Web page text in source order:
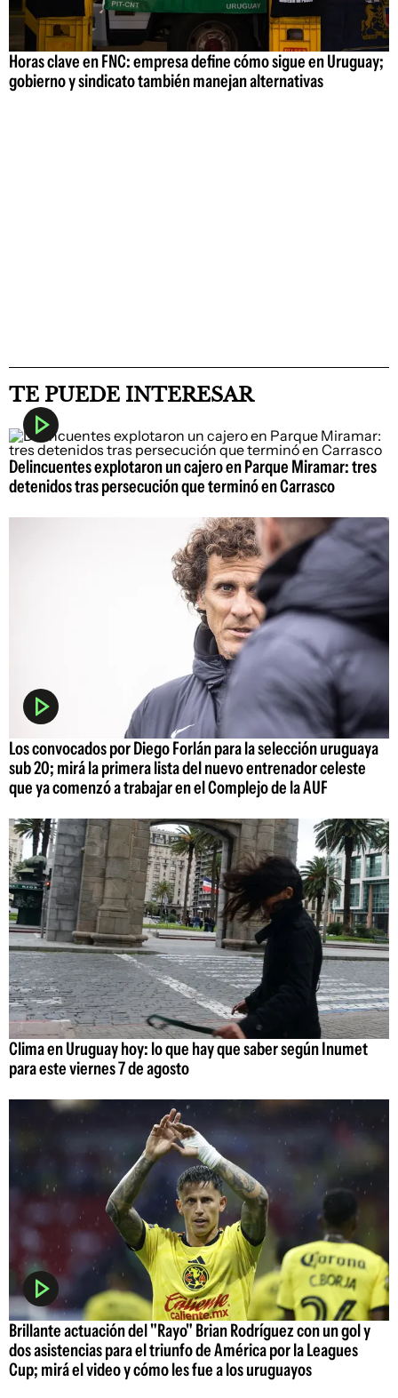
Horas clave en FNC: empresa define cómo sigue en Uruguay;
gobierno y sindicato también manejan alternativas
TE PUEDE INTERESAR
Delincuentes explotaron un cajero en Parque Miramar: tres
detenidos tras persecución que terminó en Carrasco
Los convocados por Diego Forlán para la selección uruguaya
sub 20; mirá la primera lista del nuevo entrenador celeste
que ya comenzó a trabajar en el Complejo de la AUF
Clima en Uruguay hoy: lo que hay que saber según Inumet
para este viernes 7 de agosto
Brillante actuación del "Rayo" Brian Rodríguez con un gol y
dos asistencias para el triunfo de América por la Leagues
Cup; mirá el video y cómo les fue a los uruguayos